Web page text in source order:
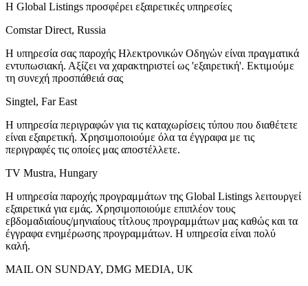
Η Global Listings προσφέρει εξαιρετικές υπηρεσίες
Comstar Direct, Russia
Η υπηρεσία σας παροχής Ηλεκτρονικών Οδηγών είναι πραγματικά
εντυπωσιακή. Αξίζει να χαρακτηριστεί ως 'εξαιρετική'. Εκτιμούμε
τη συνεχή προσπάθειά σας
Singtel, Far East
Η υπηρεσία περιγραφών για τις καταχωρίσεις τύπου που διαθέτετε
είναι εξαιρετική. Χρησιμοποιούμε όλα τα έγγραφα με τις
περιγραφές τις οποίες μας αποστέλλετε.
TV Mustra, Hungary
Η υπηρεσία παροχής προγραμμάτων της Global Listings λειτουργεί
εξαιρετικά για εμάς. Χρησιμοποιούμε επιπλέον τους
εβδομαδιαίους/μηνιαίους τίτλους προγραμμάτων μας καθώς και τα
έγγραφα ενημέρωσης προγραμμάτων. Η υπηρεσία είναι πολύ
καλή.
MAIL ON SUNDAY, DMG MEDIA, UK